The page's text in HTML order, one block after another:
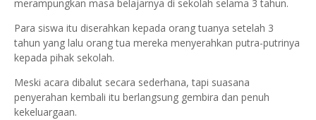
merampungkan masa belajarnya di sekolah selama 3 tahun.
Para siswa itu diserahkan kepada orang tuanya setelah 3
tahun yang lalu orang tua mereka menyerahkan putra-putrinya
kepada pihak sekolah.
Meski acara dibalut secara sederhana, tapi suasana
penyerahan kembali itu berlangsung gembira dan penuh
kekeluargaan.